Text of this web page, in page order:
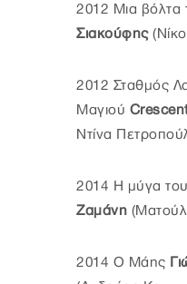
2012 Μια βόλτα
Σιακούφης
2012 Σταθμός
Μαγιού
Ντίνα
2014 Η μύγα
Ζαμάνη
2014 Ο Μάης